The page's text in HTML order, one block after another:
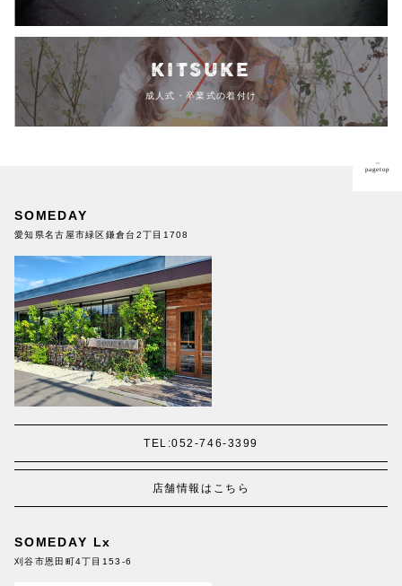
KITSUKE
成人式・卒業式の着付け
SOMEDAY
愛知県名古屋市緑区鎌倉台2丁目1708
TEL:052-746-3399
店舗情報はこちら
SOMEDAY Lx
刈谷市恩田町4丁目153-6
pagetop